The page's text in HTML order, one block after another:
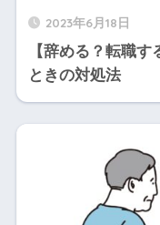
2023年6月18日
【辞める？転職
ときの対処法